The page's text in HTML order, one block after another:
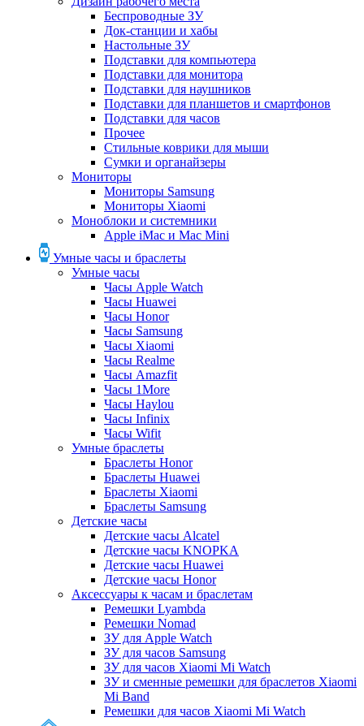
Беспроводные ЗУ
Док-станции и хабы
Настольные ЗУ
Подставки для компьютера
Подставки для монитора
Подставки для наушников
Подставки для планшетов и смартфонов
Подставки для часов
Прочее
Стильные коврики для мыши
Сумки и органайзеры
Мониторы
Мониторы Samsung
Мониторы Xiaomi
Моноблоки и системники
Apple iMac и Mac Mini
Умные часы и браслеты
Умные часы
Часы Apple Watch
Часы Huawei
Часы Honor
Часы Samsung
Часы Xiaomi
Часы Realme
Часы Amazfit
Часы 1More
Часы Haylou
Часы Infinix
Часы Wifit
Умные браслеты
Браслеты Honor
Браслеты Huawei
Браслеты Xiaomi
Браслеты Samsung
Детские часы
Детские часы Alcatel
Детские часы KNOPKA
Детские часы Huawei
Детские часы Honor
Аксессуары к часам и браслетам
Ремешки Lyambda
Ремешки Nomad
ЗУ для Apple Watch
ЗУ для часов Samsung
ЗУ для часов Xiaomi Mi Watch
ЗУ и сменные ремешки для браслетов Xiaomi
Mi Band
Ремешки для часов Xiaomi Mi Watch